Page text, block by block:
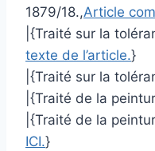
1879/18.,Article
|{Traité sur la
texte de l’article.}
|{Traité sur la
|{Traité de la
|{Traité de la
ICI.}